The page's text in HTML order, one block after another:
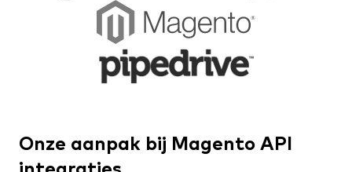
Onze aanpak bij Magento API